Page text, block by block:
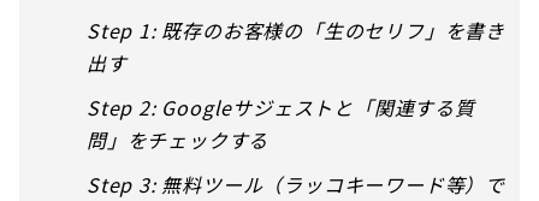
Step 1: 既存のお客様の「生のセリフ」を書き
出す
Step 2: Googleサジェストと「関連する質
問」をチェックする
Step 3: 無料ツール（ラッコキーワード等）で